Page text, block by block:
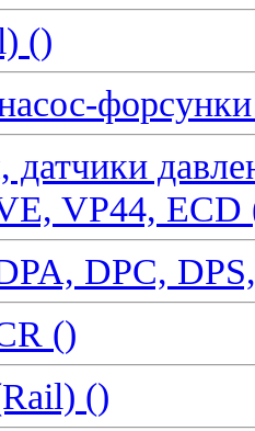
()
датчики
VP44, ECD
DPC,
()
()